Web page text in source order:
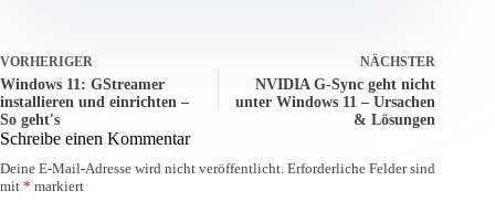
VORHERIGER
Windows 11: GStreamer
installieren und einrichten –
So geht's
NÄCHSTER
NVIDIA G-Sync geht nicht
unter Windows 11 – Ursachen
& Lösungen
Schreibe einen Kommentar
Deine E-Mail-Adresse wird nicht veröffentlicht. Erforderliche Felder sind
mit * markiert